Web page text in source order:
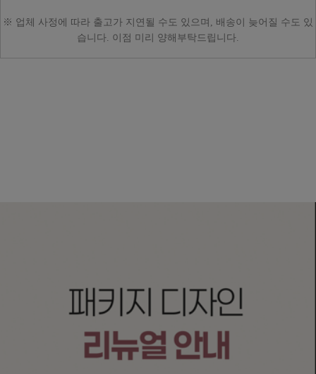
※ 업체 사정에 따라 출고가 지연될 수도 있으며, 배송이 늦어질 수도 있
습니다. 이점 미리 양해부탁드립니다.